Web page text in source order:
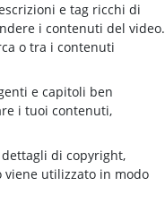
e tag ricchi di
i contenuti del video.
o tra i contenuti
e capitoli ben
i tuoi contenuti,
di copyright,
utilizzato in modo